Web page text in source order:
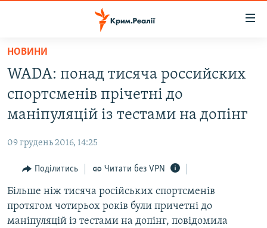
Перейти
основного
матеріалу
Перейти
до
основної
навігації
Перейти
пошуку
ВІДЕО ТА ФОТО
БЛОГИ
ПОГЛЯД
ІНТЕРВ'Ю
ВСЕ ЗА ДЕНЬ
НОВИНИ
WADA: понад тисяча российских
спортсменів прічетні до
маніпуляцій із тестами на допінг
09 грудень 2016, 14:25
Поділитись Читати без VPN
Більше ніж тисяча російських спортсменів
протягом чотирьох років були причетні до
маніпуляцій із тестами на допінг, повідомила